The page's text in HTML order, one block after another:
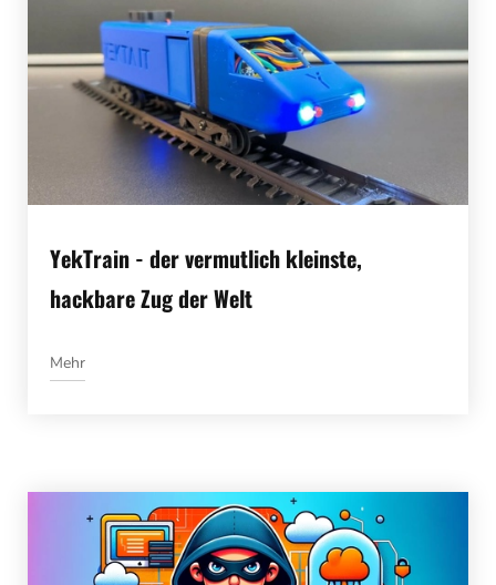
YekTrain - der vermutlich kleinste,
hackbare Zug der Welt
Mehr